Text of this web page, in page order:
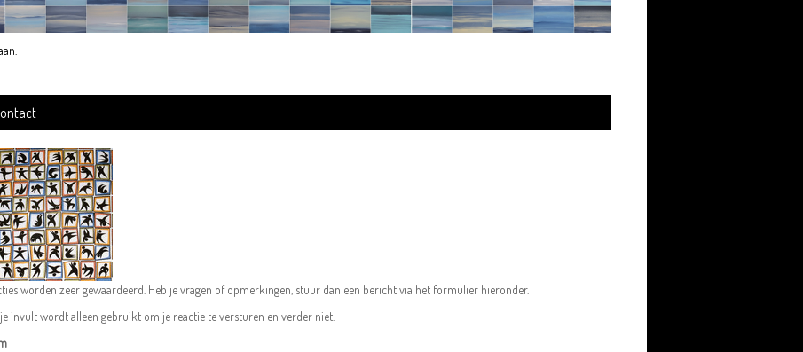
.
worden zeer gewaardeerd. Heb je vragen of opmerkingen, stuur dan een bericht via het formulier hieronder.
invult wordt alleen gebruikt om je reactie te versturen en verder niet.